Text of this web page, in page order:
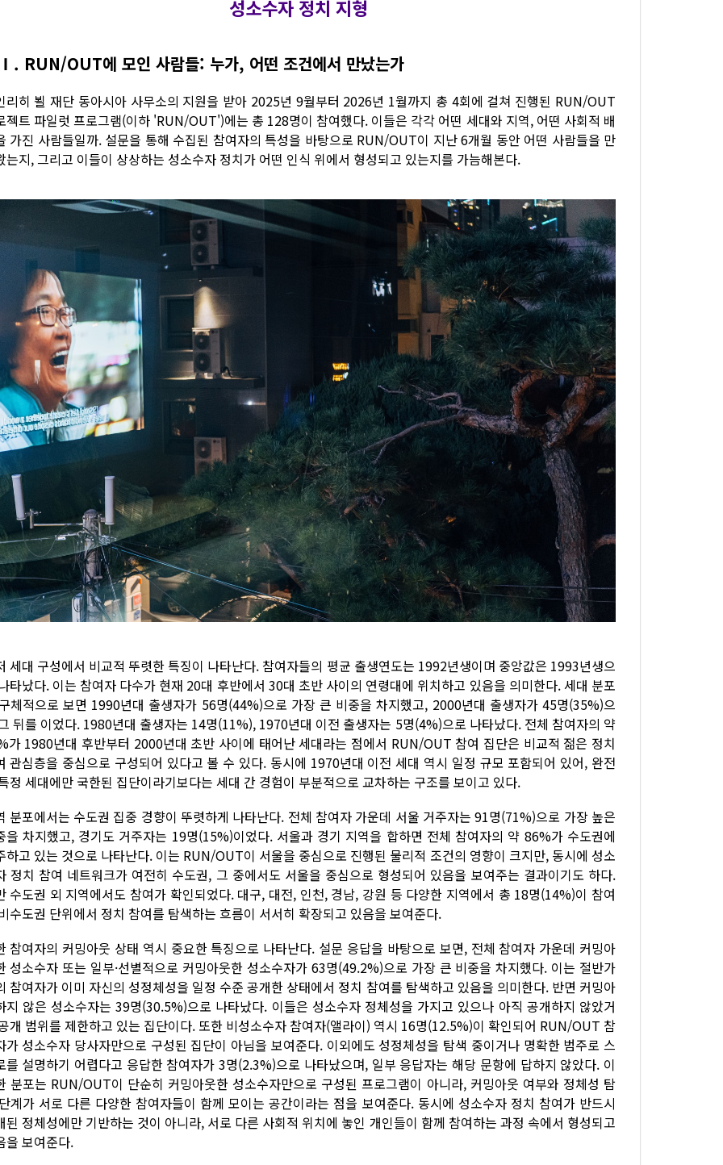
성소수자 정치 지형
RUN/OUT에 모인 사람들: 누가, 어떤 조건에서 만났는가
리히 뵐 재단 동아시아 사무소의 지원을 받아 2025년 9월부터 2026년 1월까지 총 4회에 걸쳐 진행된 RUN/OUT
젝트 파일럿 프로그램(이하 'RUN/OUT')에는 총 128명이 참여했다. 이들은 각각 어떤 세대와 지역, 어떤 사회적 배
가진 사람들일까. 설문을 통해 수집된 참여자의 특성을 바탕으로 RUN/OUT이 지난 6개월 동안 어떤 사람들을 만
는지, 그리고 이들이 상상하는 성소수자 정치가 어떤 인식 위에서 형성되고 있는지를 가늠해본다.
세대 구성에서 비교적 뚜렷한 특징이 나타난다. 참여자들의 평균 출생연도는 1992년생이며 중앙값은 1993년생으
타났다. 이는 참여자 다수가 현재 20대 후반에서 30대 초반 사이의 연령대에 위치하고 있음을 의미한다. 세대 분포
체적으로 보면 1990년대 출생자가 56명(44%)으로 가장 큰 비중을 차지했고, 2000년대 출생자가 45명(35%)으
뒤를 이었다. 1980년대 출생자는 14명(11%), 1970년대 이전 출생자는 5명(4%)으로 나타났다. 전체 참여자의 약
가 1980년대 후반부터 2000년대 초반 사이에 태어난 세대라는 점에서 RUN/OUT 참여 집단은 비교적 젊은 정치
관심층을 중심으로 구성되어 있다고 볼 수 있다. 동시에 1970년대 이전 세대 역시 일정 규모 포함되어 있어, 완전
정 세대에만 국한된 집단이라기보다는 세대 간 경험이 부분적으로 교차하는 구조를 보이고 있다.
분포에서는 수도권 집중 경향이 뚜렷하게 나타난다. 전체 참여자 가운데 서울 거주자는 91명(71%)으로 가장 높은
을 차지했고, 경기도 거주자는 19명(15%)이었다. 서울과 경기 지역을 합하면 전체 참여자의 약 86%가 수도권에
하고 있는 것으로 나타난다. 이는 RUN/OUT이 서울을 중심으로 진행된 물리적 조건의 영향이 크지만, 동시에 성소
정치 참여 네트워크가 여전히 수도권, 그 중에서도 서울을 중심으로 형성되어 있음을 보여주는 결과이기도 하다.
수도권 외 지역에서도 참여가 확인되었다. 대구, 대전, 인천, 경남, 강원 등 다양한 지역에서 총 18명(14%)이 참여
수도권 단위에서 정치 참여를 탐색하는 흐름이 서서히 확장되고 있음을 보여준다.
참여자의 커밍아웃 상태 역시 중요한 특징으로 나타난다. 설문 응답을 바탕으로 보면, 전체 참여자 가운데 커밍아
성소수자 또는 일부·선별적으로 커밍아웃한 성소수자가 63명(49.2%)으로 가장 큰 비중을 차지했다. 이는 절반가
참여자가 이미 자신의 성정체성을 일정 수준 공개한 상태에서 정치 참여를 탐색하고 있음을 의미한다. 반면 커밍아
지 않은 성소수자는 39명(30.5%)으로 나타났다. 이들은 성소수자 정체성을 가지고 있으나 아직 공개하지 않았거
개 범위를 제한하고 있는 집단이다. 또한 비성소수자 참여자(앨라이) 역시 16명(12.5%)이 확인되어 RUN/OUT 참
가 성소수자 당사자만으로 구성된 집단이 아님을 보여준다. 이외에도 성정체성을 탐색 중이거나 명확한 범주로 스
를 설명하기 어렵다고 응답한 참여자가 3명(2.3%)으로 나타났으며, 일부 응답자는 해당 문항에 답하지 않았다. 이
분포는 RUN/OUT이 단순히 커밍아웃한 성소수자만으로 구성된 프로그램이 아니라, 커밍아웃 여부와 정체성 탐
계가 서로 다른 다양한 참여자들이 함께 모이는 공간이라는 점을 보여준다. 동시에 성소수자 정치 참여가 반드시
된 정체성에만 기반하는 것이 아니라, 서로 다른 사회적 위치에 놓인 개인들이 함께 참여하는 과정 속에서 형성되고
을 보여준다.